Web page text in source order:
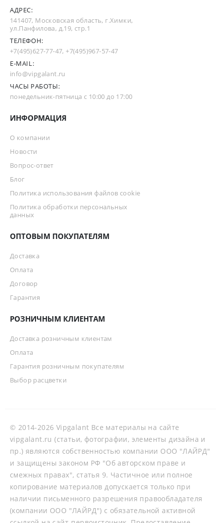
АДРЕС:
141407, Московская область, г.Химки,
ул.Панфилова, д.19, стр.1
ТЕЛЕФОН:
+7(495)627-77-47,+7(495)967-57-47
E-MAIL:
info@vipgalant.ru
ЧАСЫ РАБОТЫ:
понедельник-пятница с 10:00 до 17:00
ИНФОРМАЦИЯ
О компании
Новости
Вопрос-ответ
Блог
Политика использования файлов cookie
Политика обработки персональных
данных
ОПТОВЫМ ПОКУПАТЕЛЯМ
Доставка
Оплата
Договор
Гарантия
РОЗНИЧНЫМ КЛИЕНТАМ
Доставка розничным клиентам
Оплата
Гарантия розничным покупателям
Выбор расцветки
© 2014-2026 Vipgalant Все материалы на сайте
vipgalant.ru (статьи, фотографии, элементы дизайна и
пр.) являются собственностью компании ООО "ЛАЙРД"
и защищены законом РФ "Об авторском праве и
смежных правах", статья 9. Частичное или полное
копирование материалов допускается только при
наличии письменного разрешения правообладателя
(компании ООО "ЛАЙРД") с обязательной активной